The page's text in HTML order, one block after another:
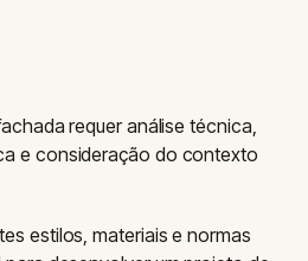
requer análise técnica,
e consideração do contexto
estilos, materiais e normas